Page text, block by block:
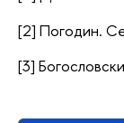
[2] Погодин.
[3]